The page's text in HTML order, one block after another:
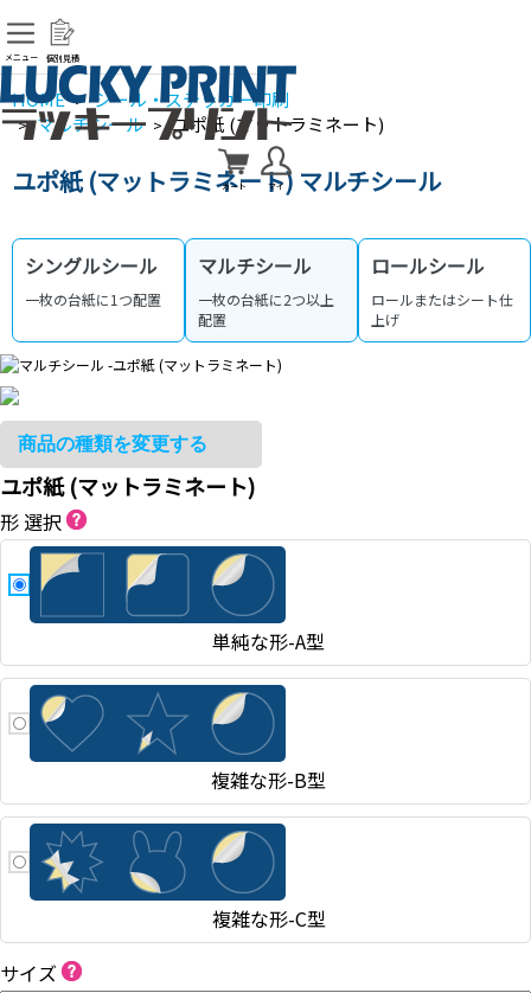
メニュー 個別見積
マイ
カート
HOME > シール・ステッカー印刷
> マルチシール > ユポ紙 (マットラミネート)
ユポ紙 (マットラミネート) マルチシール
シングルシール
一枚の台紙に1つ配置
マルチシール
一枚の台紙に2つ以上
配置
ロールシール
ロールまたはシート仕
上げ
ユポ紙 (マットラミネート)
形 選択
単純な形-A型
複雑な形-B型
複雑な形-C型
サイズ